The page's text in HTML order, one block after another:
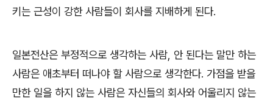
키는 근성이 강한 사람들이 회사를 지배하게 된다.
일본전산은 부정적으로 생각하는 사람 안 된다는 말만 하는
사람은 애초부터 떠나야 할 사람으로 생각한다. 가점을 받을
만한 일을 하지 않는 사람은 자신들의 회사와 어울리지 않는